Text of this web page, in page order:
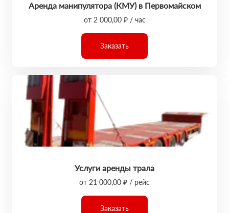
Аренда манипулятора (КМУ) в Первомайском
от 2 000,00 ₽ / час
Заказать
Услуги аренды трала
от 21 000,00 ₽ / рейс
Заказать